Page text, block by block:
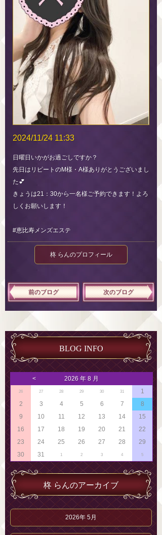
2024/11/24 11:33
日曜日いかがお過ごしですか？
先日はリピートのM様・A様ありがとうございまし
た💕
きょうは21：30から一名様ご予約できます！よろ
しくお願いします！
#恵比寿メンズエステ
柊 らんのプロフィール
前のブログ 次のブログ
BLOG INFO
< 2026 年 8 月
26 27 28 29 30 31
1
2
3 4 5 6 7
8
9
10 11 12 13 14
15
16
17 18 19 20 21
22
23
24 25 26 27 28
29
30
31 1 2 3 4 5
柊 らんのアーカイブ
2026年 5月